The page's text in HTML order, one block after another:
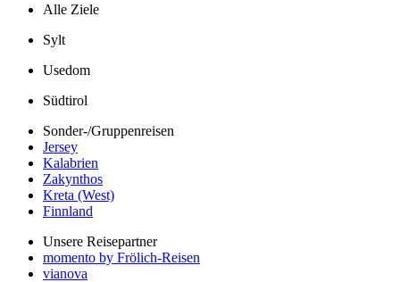
Alle Ziele
Sylt
Usedom
Südtirol
Sonder-/Gruppenreisen
Jersey
Kalabrien
Zakynthos
Kreta (West)
Finnland
Unsere Reisepartner
momento by Frölich-Reisen
vianova